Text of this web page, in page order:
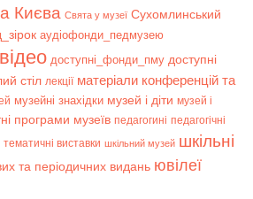
Києва Свята у музеї Сухомлинський
аудіофонди_педмузею
відео доступні_фонди_пму доступні
стіл лекції матеріали конференцій та
музейні знахідки музей і діти музей і
програми музеїв педагогині педагогічні
тематичні виставки шкільний музей шкільні
та періодичних видань ювілеї